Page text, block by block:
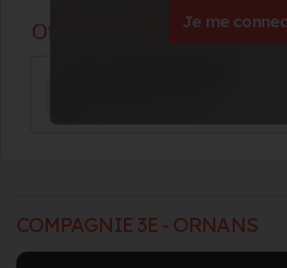
Je me
COMPAGNIE 3E - ORNANS